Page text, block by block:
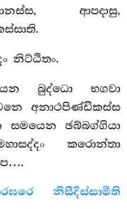
ආපදාසු,
නිට්ඨිතං.
බුද්ධො භගවා
අනාථපිණ්ඩිකස්ස
ඡබ්බග්ගියා
කරොන්තා
නිසීදිස්සාමීති